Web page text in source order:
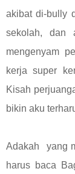
akibat di-bully
sekolah, dan
mengenyam
kerja super
Kisah
bikin aku
Adakah yang
harus baca